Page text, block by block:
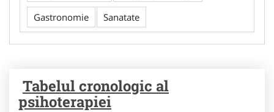
Gastronomie Sanatate
Tabelul cronologic al
psihoterapiei